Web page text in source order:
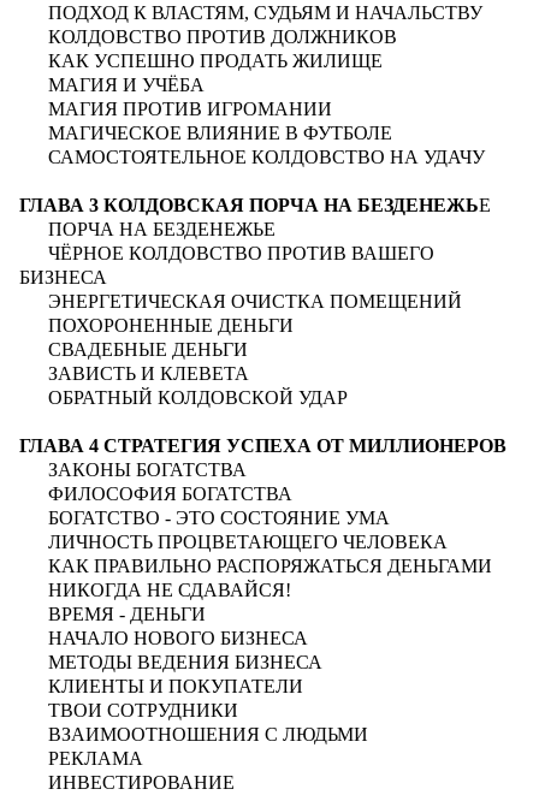
ПОДХОД К ВЛАСТЯМ, СУДЬЯМ И НАЧАЛЬСТВУ
КОЛДОВСТВО ПРОТИВ ДОЛЖНИКОВ
КАК УСПЕШНО ПРОДАТЬ ЖИЛИЩЕ
МАГИЯ И УЧЁБА
МАГИЯ ПРОТИВ ИГРОМАНИИ
МАГИЧЕСКОЕ ВЛИЯНИЕ В ФУТБОЛЕ
САМОСТОЯТЕЛЬНОЕ КОЛДОВСТВО НА УДАЧУ
ГЛАВА 3 КОЛДОВСКАЯ ПОРЧА НА БЕЗДЕНЕЖЬЕ
ПОРЧА НА БЕЗДЕНЕЖЬЕ
ЧЁРНОЕ КОЛДОВСТВО ПРОТИВ ВАШЕГО
БИЗНЕСА
ЭНЕРГЕТИЧЕСКАЯ ОЧИСТКА ПОМЕЩЕНИЙ
ПОХОРОНЕННЫЕ ДЕНЬГИ
СВАДЕБНЫЕ ДЕНЬГИ
ЗАВИСТЬ И КЛЕВЕТА
ОБРАТНЫЙ КОЛДОВСКОЙ УДАР
ГЛАВА 4 СТРАТЕГИЯ УСПЕХА ОТ МИЛЛИОНЕРОВ
ЗАКОНЫ БОГАТСТВА
ФИЛОСОФИЯ БОГАТСТВА
БОГАТСТВО - ЭТО СОСТОЯНИЕ УМА
ЛИЧНОСТЬ ПРОЦВЕТАЮЩЕГО ЧЕЛОВЕКА
КАК ПРАВИЛЬНО РАСПОРЯЖАТЬСЯ ДЕНЬГАМИ
НИКОГДА НЕ СДАВАЙСЯ!
ВРЕМЯ - ДЕНЬГИ
НАЧАЛО НОВОГО БИЗНЕСА
МЕТОДЫ ВЕДЕНИЯ БИЗНЕСА
КЛИЕНТЫ И ПОКУПАТЕЛИ
ТВОИ СОТРУДНИКИ
ВЗАИМООТНОШЕНИЯ С ЛЮДЬМИ
РЕКЛАМА
ИНВЕСТИРОВАНИЕ